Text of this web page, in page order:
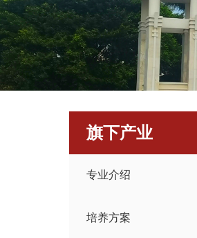
旗下产业
专业介绍
培养方案